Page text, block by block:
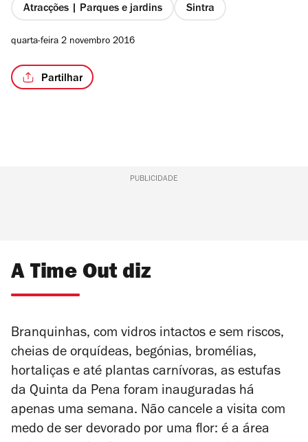
Atracções | Parques e jardins Sintra
quarta-feira 2 novembro 2016
Partilhar
PUBLICIDADE
A Time Out diz
Branquinhas, com vidros intactos e sem riscos,
cheias de orquídeas, begónias, bromélias,
hortaliças e até plantas carnívoras, as estufas
da Quinta da Pena foram inauguradas há
apenas uma semana. Não cancele a visita com
medo de ser devorado por uma flor: é a área